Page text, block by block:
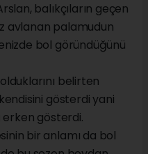
balıkçıların geçen
avlanan palamudun
bol göründüğünü
belirten
gösterdi yani
erken gösterdi.
bir anlamı da bol